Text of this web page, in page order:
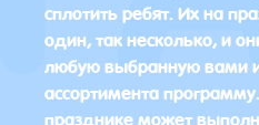
сплотить ребят. Их на
один, так несколько, и
любую выбранную вами
ассортимента
празднике может